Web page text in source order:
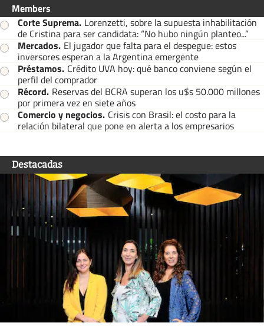
Members
Corte Suprema. Lorenzetti, sobre la supuesta inhabilitación
de Cristina para ser candidata: “No hubo ningún planteo...”
Mercados. El jugador que falta para el despegue: estos
inversores esperan a la Argentina emergente
Préstamos. Crédito UVA hoy: qué banco conviene según el
perfil del comprador
Récord. Reservas del BCRA superan los u$s 50.000 millones
por primera vez en siete años
Comercio y negocios. Crisis con Brasil: el costo para la
relación bilateral que pone en alerta a los empresarios
Destacadas